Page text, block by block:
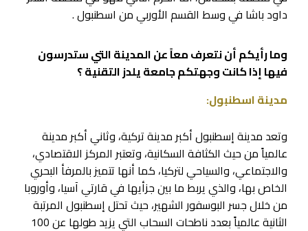
داود باشا في وسط القسم الأوربي من اسطنبول .
وما رأيكم أن نتعرف معاً عن المدينة التي ستدرسون
فيها إذا كانت وجهتكم جامعة يلدز التقنية ؟
مدينة اسطنبول:
وتعد مدينة إسطنبول أكبر مدينة تركية، وثاني أكبر مدينة
عالمياً من حيث الكثافة السكانية، وتعتبر المركز الاقتصادي،
والاجتماعي، والسياحي لتركيا، كما أنها تتميز بالمرفأ البحري
الخاص بها، والذي يربط ما بين جزأيها في قارتي آسيا، وأوروبا
من خلال جسر البوسفور الشهير، حيث تحتل إسطنبول المرتبة
الثانية عالمياً بعدد ناطحات السحاب التي يزيد طولها عن 100